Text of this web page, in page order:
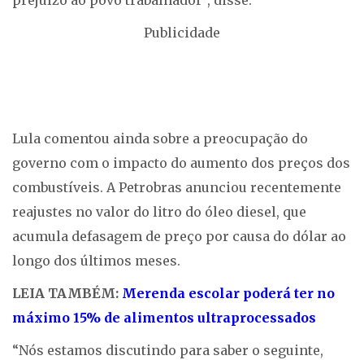
Publicidade
Lula comentou ainda sobre a preocupação do
governo com o impacto do aumento dos preços dos
combustíveis. A Petrobras anunciou recentemente
reajustes no valor do litro do óleo diesel, que
acumula defasagem de preço por causa do dólar ao
longo dos últimos meses.
LEIA TAMBÉM: Merenda escolar poderá ter no
máximo 15% de alimentos ultraprocessados
“Nós estamos discutindo para saber o seguinte,